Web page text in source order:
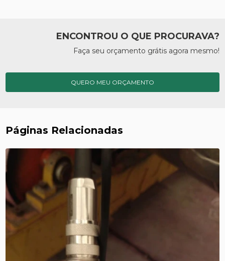
ENCONTROU O QUE PROCURAVA?
Faça seu orçamento grátis agora mesmo!
QUERO MEU ORÇAMENTO
Páginas Relacionadas